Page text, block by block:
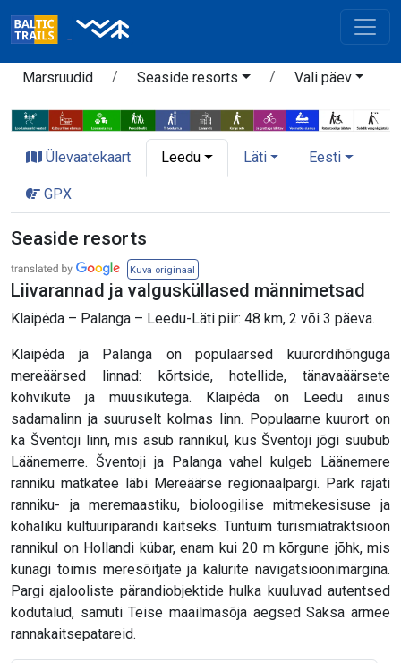
Marsruudid Seaside resorts Vali päev
Ülevaatekaart Leedu Läti Eesti
GPX
Seaside resorts
Kuva originaal
Liivarannad ja valgusküllased männimetsad
Klaipėda – Palanga – Leedu-Läti piir: 48 km, 2 või 3 päeva.
Klaipėda ja Palanga on populaarsed kuurordihõnguga
mereäärsed linnad: kõrtside, hotellide, tänavaäärsete
kohvikute ja muusikutega. Klaipėda on Leedu ainus
sadamalinn ja suuruselt kolmas linn. Populaarne kuurort on
ka Šventoji linn, mis asub rannikul, kus Šventoji jõgi suubub
Läänemerre. Šventoji ja Palanga vahel kulgeb Läänemere
ranniku matkatee läbi Mereäärse regionaalpargi. Park rajati
ranniku- ja meremaastiku, bioloogilise mitmekesisuse ja
kohaliku kultuuripärandi kaitseks. Tuntuim turismiatraktsioon
rannikul on Hollandi kübar, enam kui 20 m kõrgune jõhk, mis
kunagi toimis meresõitjate ja kalurite navigatsioonimärgina.
Pargi ajalooliste pärandiobjektide hulka kuuluvad autentsed
kodutalud, samuti Teise maailmasõja aegsed Saksa armee
rannakaitsepatareid.